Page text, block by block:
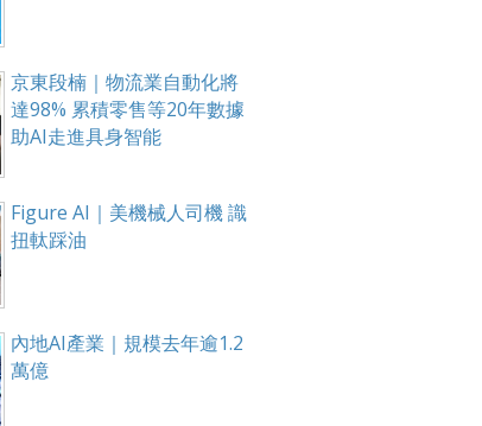
京東段楠｜物流業自動化將
達98% 累積零售等20年數據
助AI走進具身智能
Figure AI｜美機械人司機 識
扭軚踩油
內地AI產業｜規模去年逾1.2
萬億